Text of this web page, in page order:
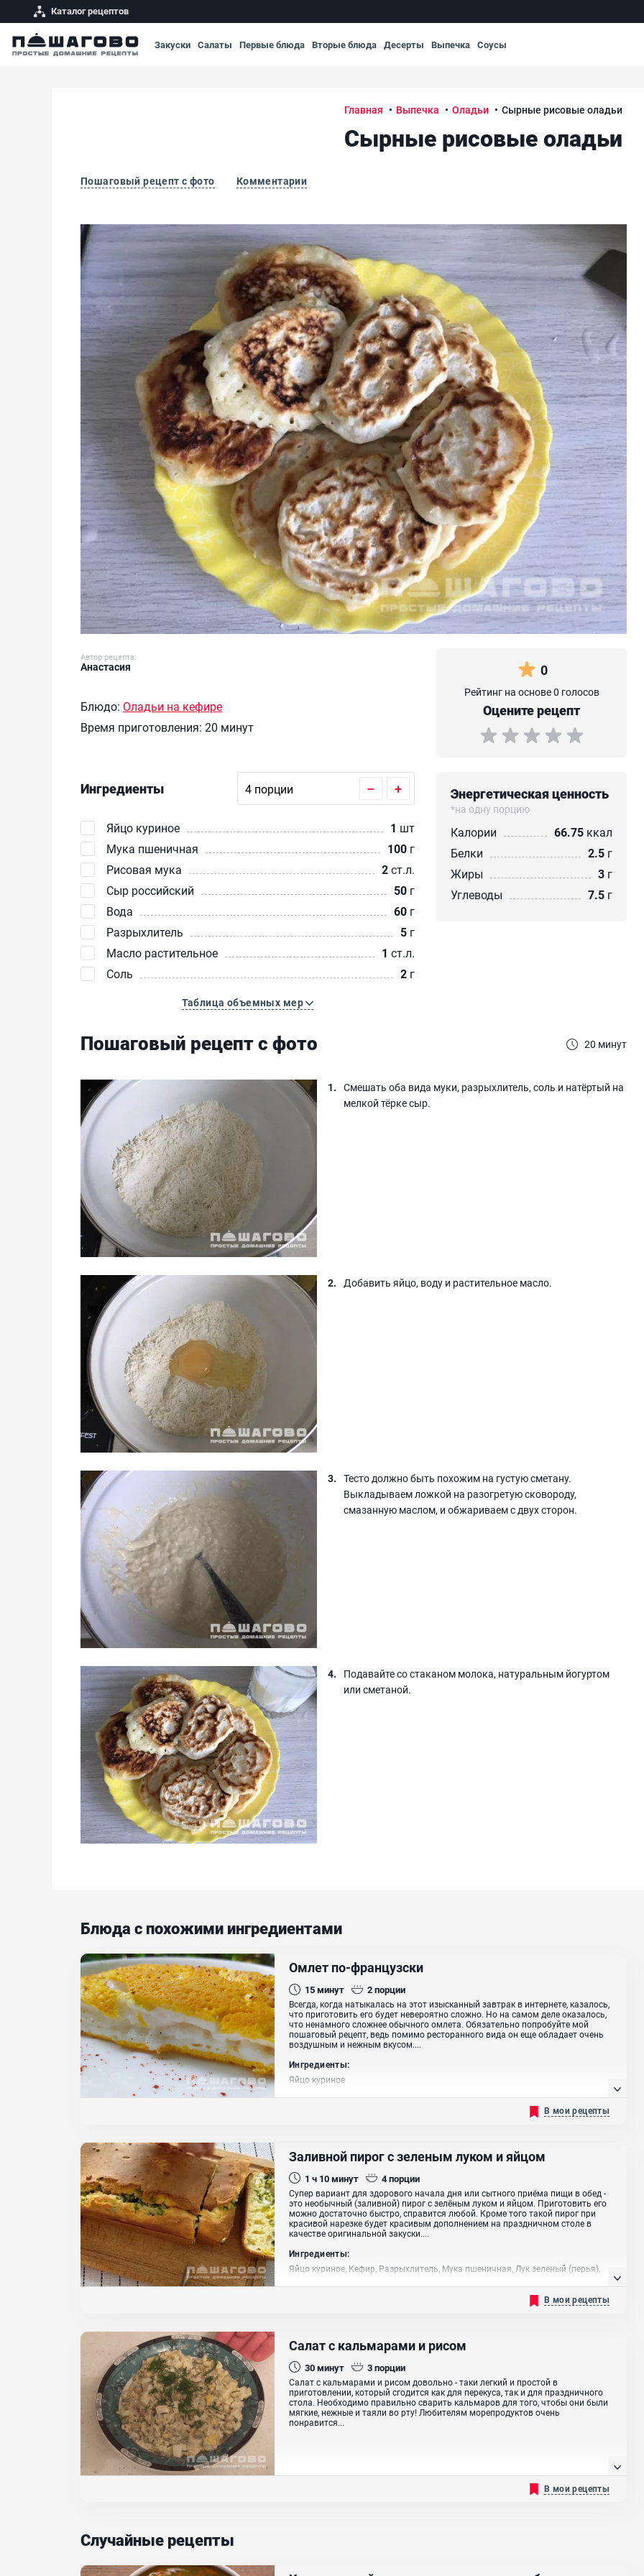
Каталог рецептов
Закуски Салаты Первые блюда Вторые блюда Десерты Выпечка Соусы
Главная Выпечка Оладьи Сырные рисовые оладьи
Сырные рисовые оладьи
Пошаговый рецепт с фото Комментарии
Сырные рисовые оладьи
Автор рецепта:
Анастасия
Блюдо: Оладьи на кефире
Время приготовления: 20 минут
0
Рейтинг на основе 0 голосов
Оцените рецепт
Ингредиенты – +
Яйцо куриное 1 шт
Мука пшеничная
100 г
Рисовая мука
2ст.л.
Сыр российский
50 г
Вода
60 г
Разрыхлитель
5 г
Масло растительное
1 ст.л.
Соль
2 г
Таблица объемных мер
Энергетическая ценность
*на одну порцию
Калории 66.75 ккал
Белки
2.5 г
Жиры
3 г
Углеводы
7.5 г
Пошаговый рецепт с фото 20 минут
Смешать оба вида муки, разрыхлитель, соль и натёртый на
мелкой тёрке сыр.
Добавить яйцо, воду и растительное масло.
Тесто должно быть похожим на густую сметану.
Выкладываем ложкой на разогретую сковороду,
смазанную маслом, и обжариваем с двух сторон.
Подавайте со стаканом молока, натуральным йогуртом
или сметаной.
Блюда с похожими ингредиентами
Омлет по-французски
15минут 2порции
Всегда, когда натыкалась на этот изысканный завтрак в интернете, казалось,
что приготовить его будет невероятно сложно. Но на самом деле оказалось,
что ненамного сложнее обычного омлета. Обязательно попробуйте мой
пошаговый рецепт, ведь помимо ресторанного вида он еще обладает очень
воздушным и нежным вкусом....
Ингредиенты:
Яйцо куриное
В мои рецепты
Заливной пирог с зеленым луком и яйцом
1 ч 10минут 4порции
Супер вариант для здорового начала дня или сытного приёма пищи в обед -
это необычный (заливной) пирог с зелёным луком и яйцом. Приготовить его
можно достаточно быстро, справится любой. Кроме того такой пирог при
красивой нарезке будет красивым дополнением на праздничном столе в
качестве оригинальной закуски....
Ингредиенты:
Яйцо куриное, Кефир, Разрыхлитель, Мука пшеничная, Лук зеленый (перья),
В мои рецепты
Салат с кальмарами и рисом
30минут 3порции
Салат с кальмарами и рисом довольно - таки легкий и простой в
приготовлении, который сгодится как для перекуса, так и для праздничного
стола. Необходимо правильно сварить кальмаров для того, чтобы они были
мягкие, нежные и таяли во рту! Любителям морепродуктов очень
понравится...
В мои рецепты
Случайные рецепты